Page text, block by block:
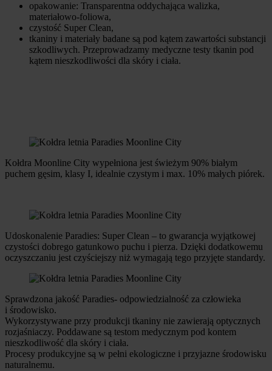
opakowanie: Transparentna oddychająca walizka,
materiałowo-foliowa,
czystość Super Clean,
tkaniny i materiały badane są pod kątem zawartości substancji
szkodliwych. Przeprowadzamy medyczne testy tkanin pod
kątem nieszkodliwości dla skóry i ciała.
Kołdra Moonline City wypełniona jest świeżym 90% białym
puchem gęsim, klasy I, idealnie czystym i max. 10% małych piórek.
Udoskonalenie Paradies: Super Clean – to gwarancja wyjątkowej
czystości dobrego gatunkowo puchu i pierza. Dzięki dodatkowemu
oczyszczaniu jest czyściejszy niż wymagają tego przyjęte standardy.
Sprawdzona jakość Paradies- odpowiedzialność za człowieka
i środowisko.
Wykorzystywane przy produkcji tkaniny nie zawierają optycznych
rozjaśniaczy. Poddawane są testom medycznym pod kontem
nieszkodliwość dla skóry i ciała.
Procesy produkcyjne są w pełni ekologiczne i przyjazne środowisku
naturalnemu.